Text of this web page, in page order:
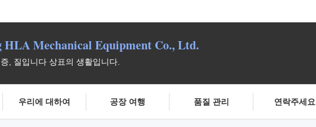
HLA Mechanical Equipment Co., Ltd.
, 질입니다 상표의 생활입니다.
우리에 대하여 공장 여행 품질 관리 연락주세요